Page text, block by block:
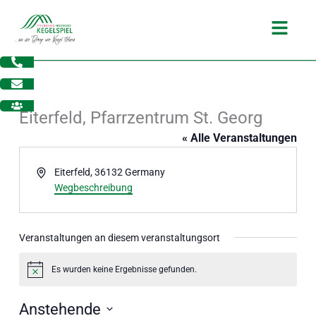
Inhalt
springen
Main
Eiterfeld, Pfarrzentrum St. Georg
« Alle Veranstaltungen
AdresseEiterfeld, 36132 Germany
Wegbeschreibung
Veranstaltungen an diesem veranstaltungsort
HinweisEs wurden keine Ergebnisse gefunden.
Anstehende